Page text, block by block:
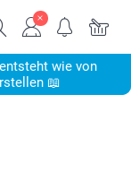
wie von
📖